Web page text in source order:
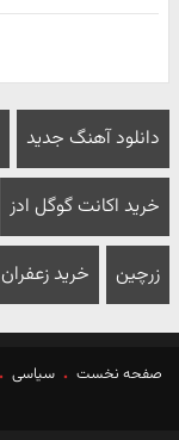
دانلود آهنگ جدید
خرید اکانت گوگل ادز
زرچین خرید زعفران
صفحه نخست سیاسی